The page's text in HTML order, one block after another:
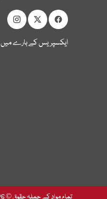
ایکسپریس کے بارے میں